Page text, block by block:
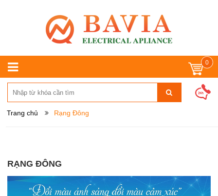
0
Trang chủ Rạng Đông
RẠNG ĐÔNG